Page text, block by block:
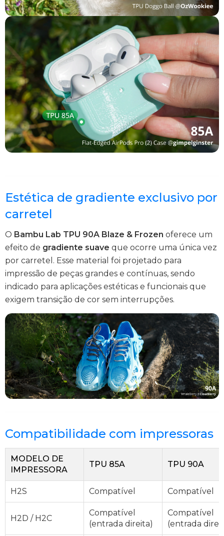
Estética de gradiente exclusivo por
carretel
O Bambu Lab TPU 90A Blaze & Frozen oferece um
efeito de gradiente suave que ocorre uma única vez
por carretel. Esse material foi projetado para
impressão de peças grandes e contínuas, sendo
indicado para aplicações estéticas e funcionais que
exigem transição de cor sem interrupções.
Compatibilidade com impressoras
MODELO DE
IMPRESSORA
TPU 85A TPU 90A
H2S Compatível Compatível
H2D / H2C
Compatível
(entrada direita)
Compatível
(entrada